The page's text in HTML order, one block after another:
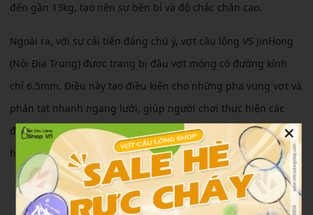
đến gần 13kg, tạo nên sự bền bỉ và độ chắc chắn cao.
Ngoài ra, với sự cải tiến đáng chú ý, vợt cầu lông VS JinHong
(Nội Địa Trung) được trang bị đầu vợt mỏng có đường kính
chỉ 6.5mm. Điều này tạo điều kiện cho những pha vung vợt và
phản tạt nhanh ngang lưới, giúp người chơi thực hiện các
động tác này một cách linh hoạt và chính xác trong mọi tình
huống trận đấu.
×